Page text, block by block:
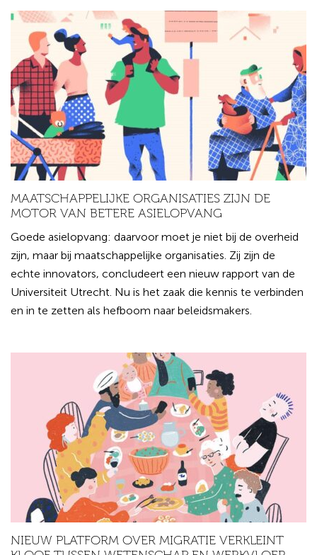
MAATSCHAPPELIJKE ORGANISATIES ZIJN DE
MOTOR VAN BETERE ASIELOPVANG
Goede asielopvang: daarvoor moet je niet bij de overheid
zijn, maar bij maatschappelijke organisaties. Zij zijn de
echte innovators, concludeert een nieuw rapport van de
Universiteit Utrecht. Nu is het zaak die kennis te verbinden
en in te zetten als hefboom naar beleidsmakers.
NIEUW PLATFORM OVER MIGRATIE VERKLEINT